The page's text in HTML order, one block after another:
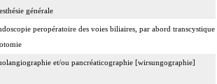
générale
peropératoire des voies biliaires, par abord transcystique
et/ou pancréaticographie [wirsungographie]